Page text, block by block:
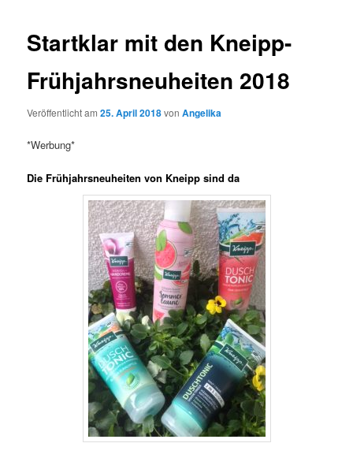
Startklar mit den Kneipp-
Frühjahrsneuheiten 2018
Veröffentlicht am25. April 2018vonAngelika
*Werbung*
Die Frühjahrsneuheiten von Kneipp sind da